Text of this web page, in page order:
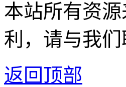
本站所有资
利，请与我们
返回顶部